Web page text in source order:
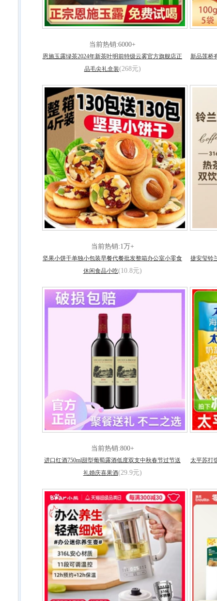
当前热销:6000+
恩施玉露绿茶2024年新茶叶明前特级云雾官方旗舰店正
品毛尖礼盒装(268元)
新品莲桥
当前热销:1万+
坚果小饼干单独小包装早餐代餐批发整箱办公室小零食
休闲食品小吃(10.8元)
捷安玺铃
当前热销:800+
进口红酒750ml甜型葡萄露酒低度双支中秋春节过节送
礼婚庆喜果酒(29.9元)
太平苏打